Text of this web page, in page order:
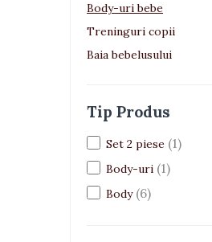
Jucarii bebelusi
Pentru dentitie
Body-uri bebe
Treninguri copii
Baia bebelusului
Tip Produs
Set 2 piese (1)
Body-uri (1)
Body (6)